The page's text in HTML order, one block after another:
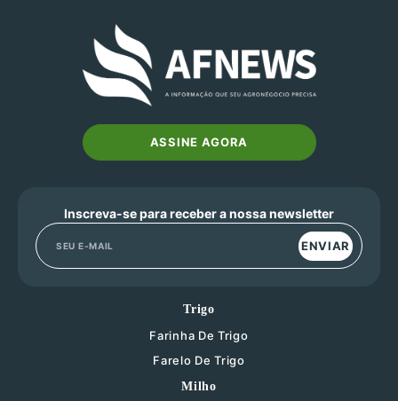
ASSINE AGORA
Inscreva-se para receber a nossa newsletter
ENVIAR
Trigo
Farinha De Trigo
Farelo De Trigo
Milho